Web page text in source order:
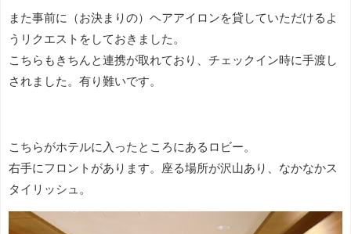
また事前に（お決まりの）ヘアアイロンを貸していただけるよ
うリクエストをしておきました。
こちらもきちんと連携が取れており、チェックイン時に手渡し
されました。有り難いです。
こちらがホテルに入ったところにあるロビー。
右手にフロントがあります。座る場所が沢山あり、なかなかス
タイリッシュ。